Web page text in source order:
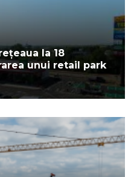
la 18
unui retail park